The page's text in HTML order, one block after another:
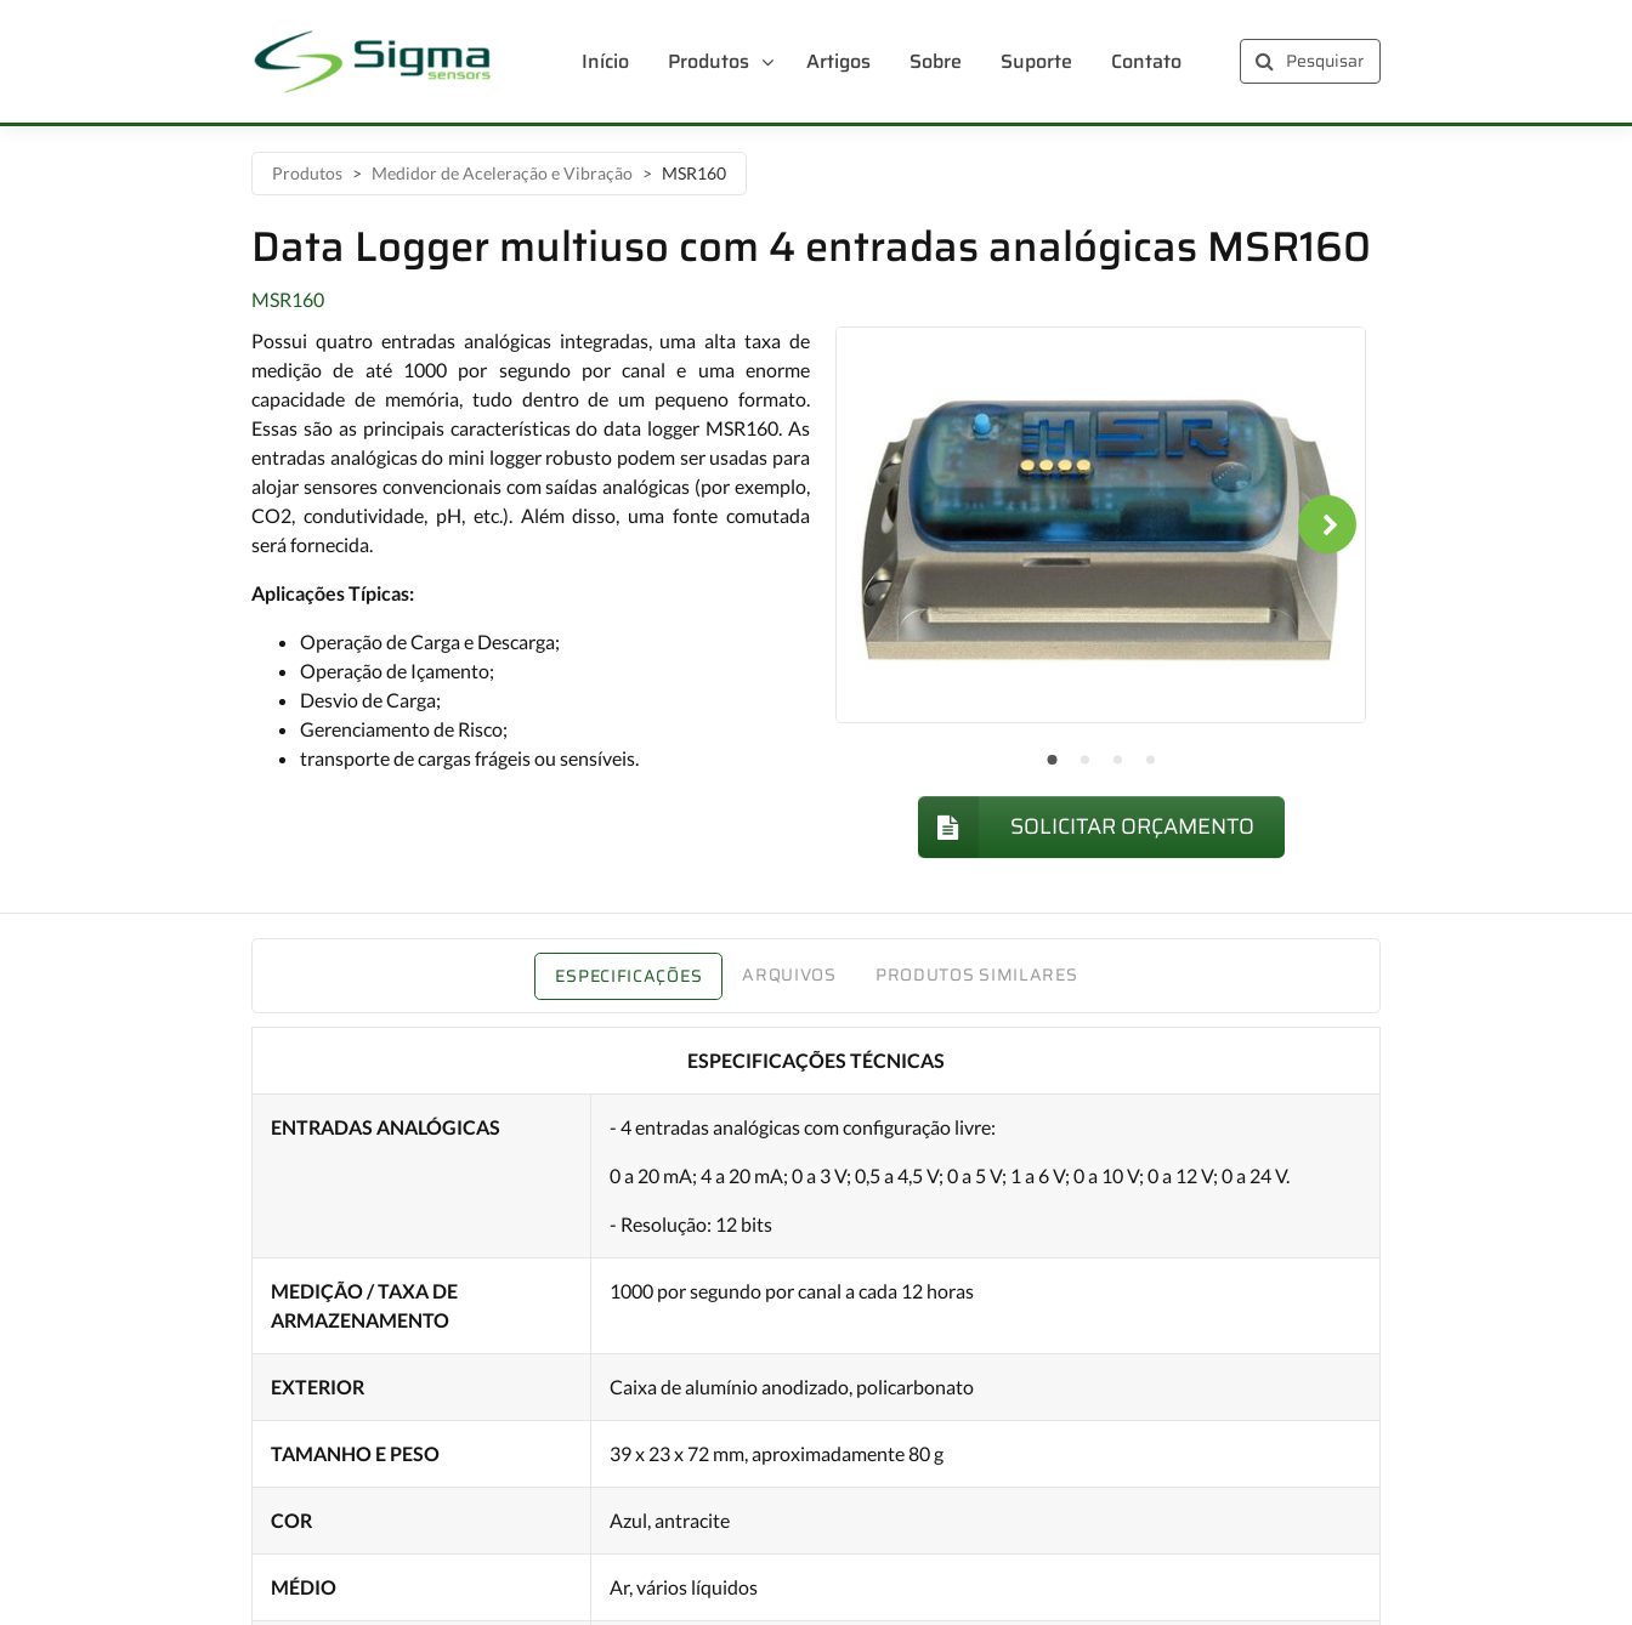
Início Produtos Artigos Sobre Suporte Contato Pesquisar
Produtos Medidor de Aceleração e Vibração MSR160
Data Logger multiuso com 4 entradas analógicas MSR160
MSR160
Possui quatro entradas analógicas integradas, uma alta taxa de
medição de até 1000 por segundo por canal e uma enorme
capacidade de memória, tudo dentro de um pequeno formato.
Essas são as principais características do data logger MSR160. As
entradas analógicas do mini logger robusto podem ser usadas para
alojar sensores convencionais com saídas analógicas (por exemplo,
CO2, condutividade, pH, etc.). Além disso, uma fonte comutada
será fornecida.
Aplicações Típicas:
Operação de Carga e Descarga;
Operação de Içamento;
Desvio de Carga;
Gerenciamento de Risco;
transporte de cargas frágeis ou sensíveis.
SOLICITAR ORÇAMENTO
ESPECIFICAÇÕES ARQUIVOS PRODUTOS SIMILARES
ESPECIFICAÇÕES TÉCNICAS
ENTRADAS ANALÓGICAS - 4 entradas analógicas com configuração livre:
0 a 20 mA; 4 a 20 mA; 0 a 3 V; 0,5 a 4,5 V; 0 a 5 V; 1 a 6 V; 0 a 10 V; 0 a 12 V; 0 a 24 V.
- Resolução: 12 bits
MEDIÇÃO / TAXA DE
ARMAZENAMENTO
1000 por segundo por canal a cada 12 horas
EXTERIOR Caixa de alumínio anodizado, policarbonato
TAMANHO E PESO 39 x 23 x 72 mm, aproximadamente 80 g
COR Azul, antracite
MÉDIO Ar, vários líquidos